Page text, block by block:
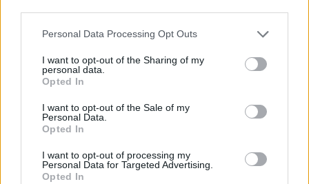
Please note that this website/app uses one or more Google
not limited to your visit or usage behaviour. You may click to
grant or deny consent to Google and its third-party tags to
use your data for below specified purposes in below Google
consent section.
Personal Data Processing Opt Outs
I want to opt-out of the Sharing of my
personal data.
Opted In
I want to opt-out of the Sale of my
Personal Data.
Opted In
I want to opt-out of processing my
Personal Data for Targeted Advertising.
Opted In
Egyiküknek sincs semmilyen
technikai kiképzése vagy
tapasztalata.